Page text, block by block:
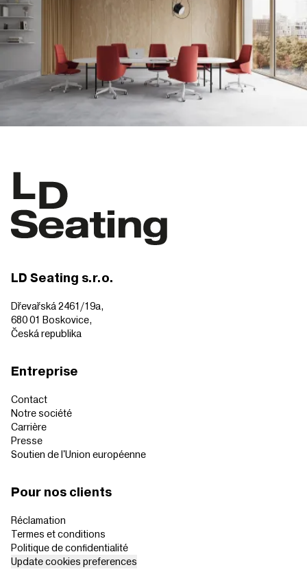
LD Seating s.r.o.
Dřevařská 2461/19a,
680 01 Boskovice,
Česká republika
Entreprise
Contact
Notre société
Carrière
Presse
Soutien de l'Union européenne
Pour nos clients
Réclamation
Termes et conditions
Politique de confidentialité
Update cookies preferences